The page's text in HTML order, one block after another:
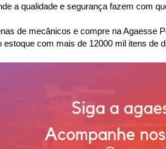
a qualidade e segurança fazem com
de mecânicos e compre na Agaesse
estoque com mais de 12000 mil itens de